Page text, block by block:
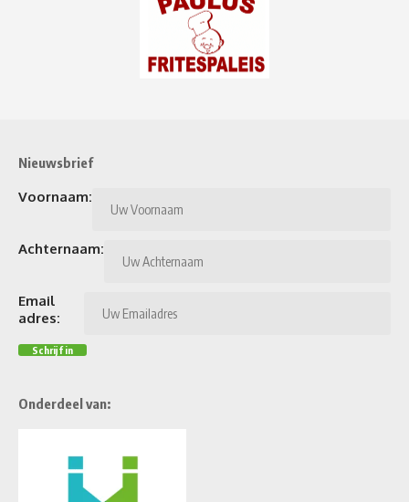
Nieuwsbrief
Voornaam:
Achternaam:
Email
adres:
Onderdeel van: